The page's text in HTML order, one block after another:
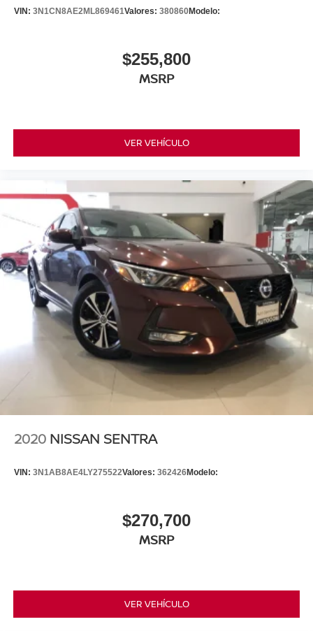
VIN: 3N1CN8AE2ML869461Valores: 380860Modelo:
$255,800
MSRP
VER VEHÍCULO
2020 NISSAN SENTRA
VIN: 3N1AB8AE4LY275522Valores: 362426Modelo:
$270,700
MSRP
VER VEHÍCULO